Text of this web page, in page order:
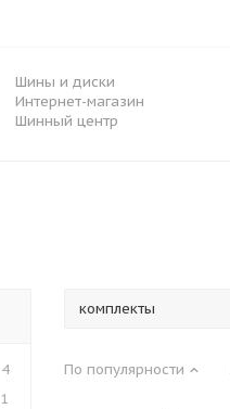
Шины и диски
Интернет-магазин
Шинный центр
По популярности
4
1